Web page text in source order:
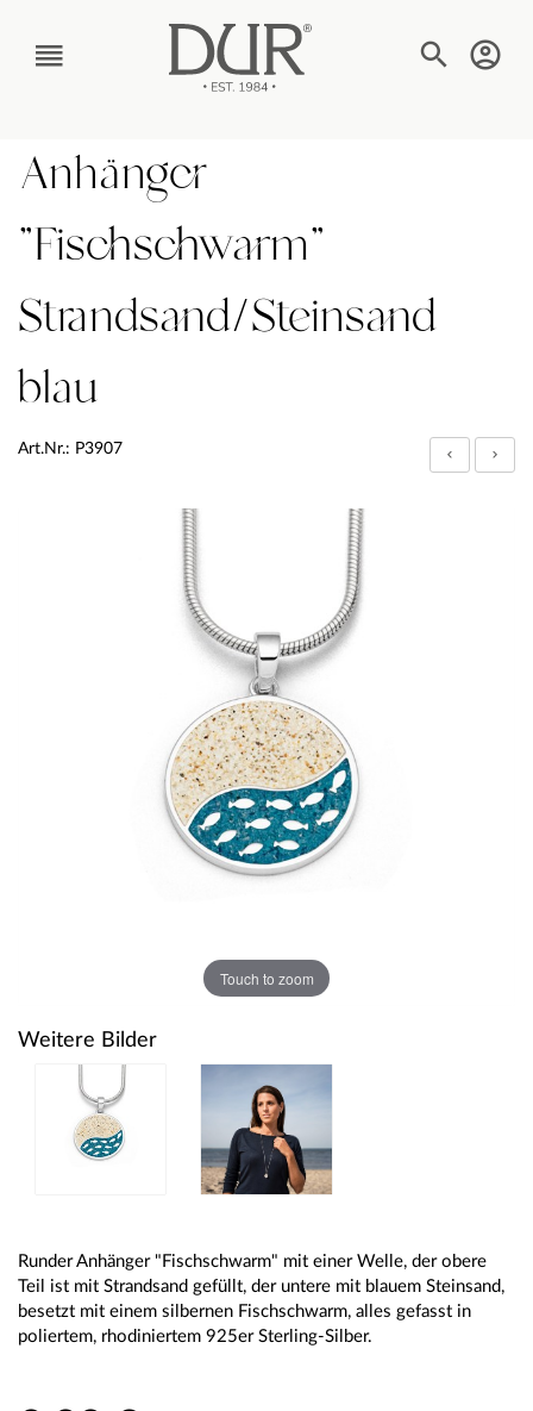
TEXT_BTN_MENU
Anhänger
"Fischschwarm"
Strandsand/Steinsand
blau
Art.Nr.: P3907
Touch to zoom
Weitere Bilder
Runder Anhänger "Fischschwarm" mit einer Welle, der obere
Teil ist mit Strandsand gefüllt, der untere mit blauem Steinsand,
besetzt mit einem silbernen Fischschwarm, alles gefasst in
poliertem, rhodiniertem 925er Sterling-Silber.